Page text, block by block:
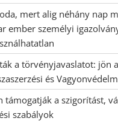
mert alig néhány nap
ember személyi
a törvényjavaslatot: jön
és
támogatják a szigorítást,
szabályok